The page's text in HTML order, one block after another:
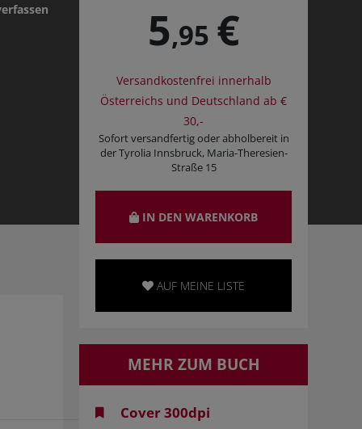
5,95 €
Versandkostenfrei innerhalb
Österreichs und Deutschland ab €
30,-
Sofort versandfertig oder abholbereit in
der Tyrolia Innsbruck, Maria-Theresien-
Straße 15
IN DEN WARENKORB
AUF MEINE LISTE
MEHR ZUM BUCH
Cover 300dpi